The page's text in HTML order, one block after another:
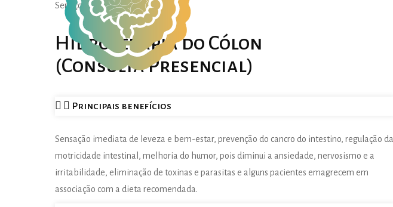
Serviços
Hidroterapia do Cólon
(Consulta Presencial)
Principais benefícios
Sensação imediata de leveza e bem-estar, prevenção do cancro do intestino, regulação da
motricidade intestinal, melhoria do humor, pois diminui a ansiedade, nervosismo e a
irritabilidade, eliminação de toxinas e parasitas e alguns pacientes emagrecem em
associação com a dieta recomendada.